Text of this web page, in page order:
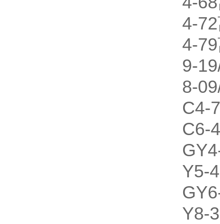
4-
4-
9-
8-
C4-
C6-
Y5-
Y8-